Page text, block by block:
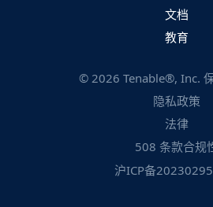
文档
教育
© 2026 Tenable®, Inc.
隐私政策
法律
508 条款合规
沪ICP备